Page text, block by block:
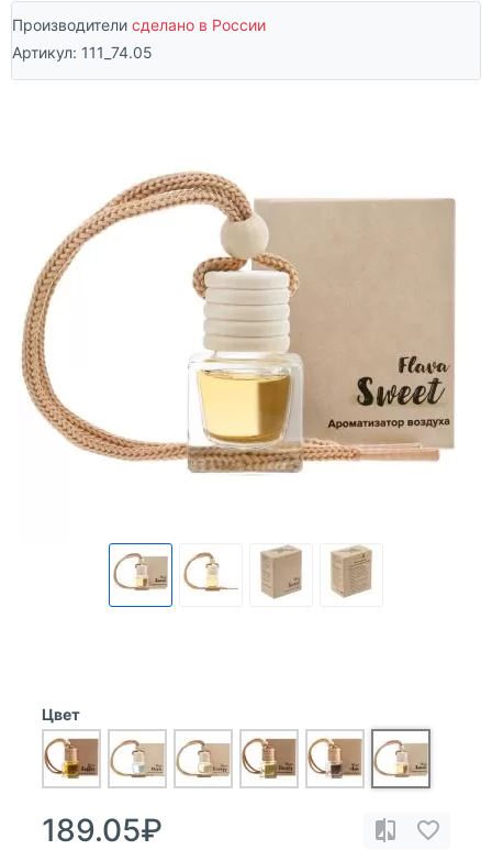
Производители сделано в России
Артикул: 111_74.05
Цвет
189.05₽